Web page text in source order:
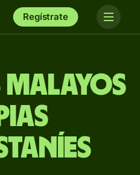
Regístrate
malayos